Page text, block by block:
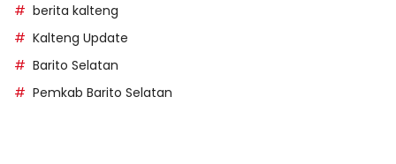
berita kalteng
Kalteng Update
Barito Selatan
Pemkab Barito Selatan